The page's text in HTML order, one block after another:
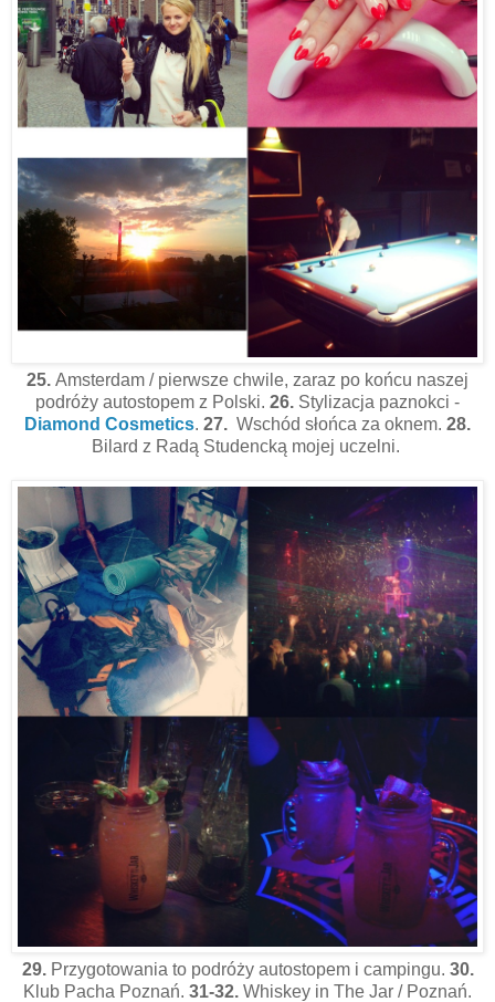
25. Amsterdam / pierwsze chwile, zaraz po końcu naszej
podróży autostopem z Polski. 26. Stylizacja paznokci -
Diamond Cosmetics. 27. Wschód słońca za oknem. 28.
Bilard z Radą Studencką mojej uczelni.
29. Przygotowania to podróży autostopem i campingu. 30.
Klub Pacha Poznań. 31-32. Whiskey in The Jar / Poznań.